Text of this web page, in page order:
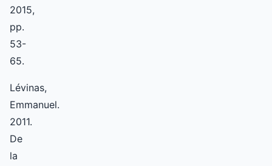
2015,
pp.
53-
65.
Lévinas,
Emmanuel.
2011.
De
la